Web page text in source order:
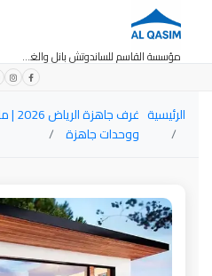
مؤسسة القاسم للساندوتش بانل والغرف الجاهزة
الرئيسية
غرف
ووحدات جاهزة